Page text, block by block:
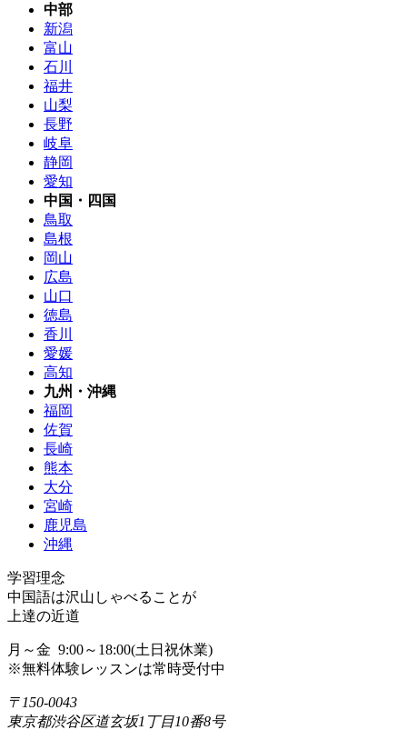
中部
新潟
富山
石川
福井
山梨
長野
岐阜
静岡
愛知
中国・四国
鳥取
島根
岡山
広島
山口
徳島
香川
愛媛
高知
九州・沖縄
福岡
佐賀
長崎
熊本
大分
宮崎
鹿児島
沖縄
学習理念
中国語は沢山しゃべることが
上達の近道
月～金 9:00～18:00(土日祝休業)
※無料体験レッスンは常時受付中
〒150-0043
東京都渋谷区道玄坂1丁目10番8号